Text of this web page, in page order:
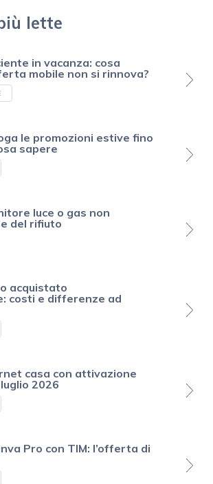
lette
in vacanza: cosa
mobile non si rinnova?
le promozioni estive fino
sapere
luce o gas non
del rifiuto
acquistato
costi e differenze ad
casa con attivazione
2026
Pro con TIM: l’offerta di